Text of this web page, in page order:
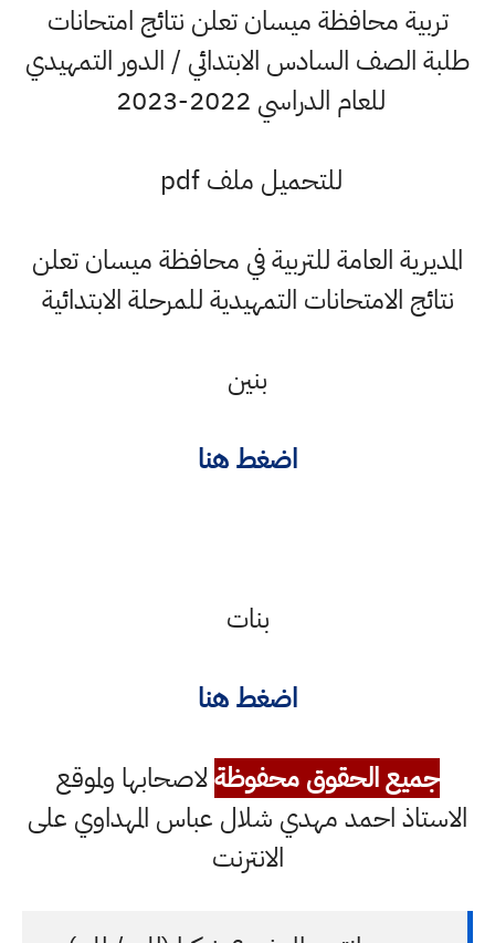
تربية محافظة ميسان تعلن نتائج امتحانات
طلبة الصف السادس الابتدائي / الدور التمهيدي
للعام الدراسي 2022-2023
للتحميل ملف pdf
المديرية العامة للتربية في محافظة ميسان تعلن
نتائج الامتحانات التمهيدية للمرحلة الابتدائية
بنين
اضغط هنا
بنات
اضغط هنا
جميع الحقوق محفوظةلاصحابها ولموقع
الاستاذ احمد مهدي شلال عباس المهداوي على
الانترنت